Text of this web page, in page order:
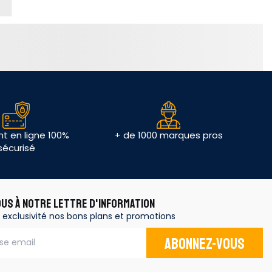
en ligne 100%
+ de 1000 marques pros
À NOTRE LETTRE D'INFORMATION
nos bons plans et promotions
Abonnez-vous